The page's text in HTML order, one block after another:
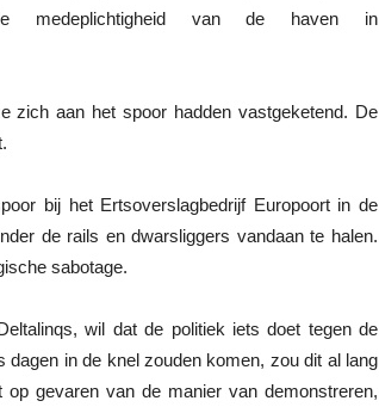
medeplichtigheid van de haven in
zich aan het spoor hadden vastgeketend. De
bij het Ertsoverslagbedrijf Europoort in de
de rails en dwarsliggers vandaan te halen.
sabotage.
wil dat de politiek iets doet tegen de
in de knel zouden komen, zou dit al lang
gevaren van de manier van demonstreren,